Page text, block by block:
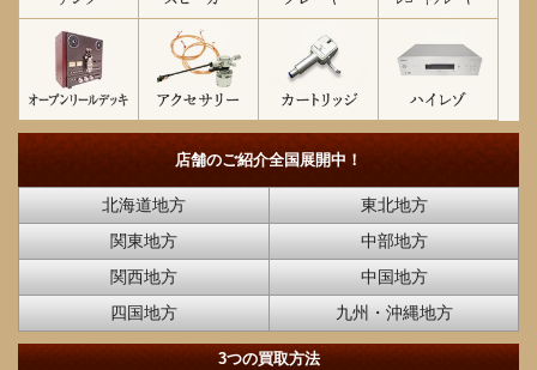
店舗のご紹介全国展開中！
北海道地方
東北地方
関東地方
中部地方
関西地方
中国地方
四国地方
九州・沖縄地方
3つの買取方法